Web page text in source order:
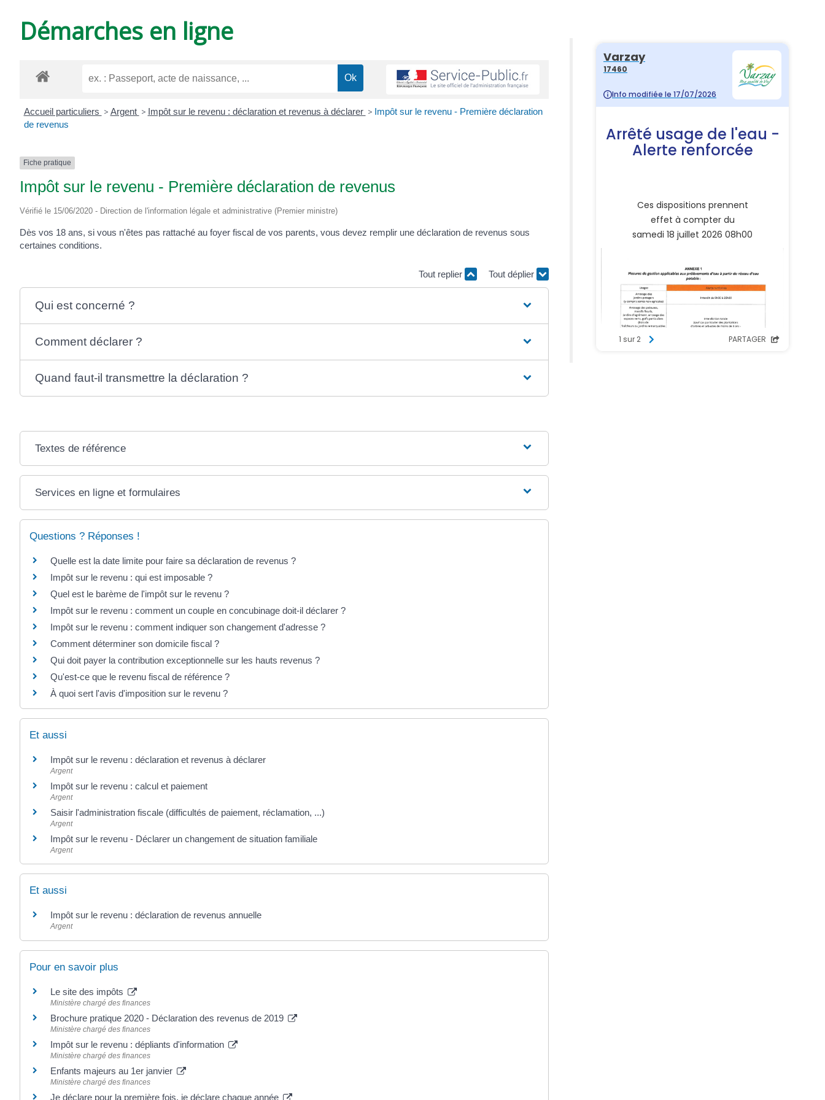
VARZAY
Démarches en ligne
Accueil particuliers > Argent > Impôt sur le revenu : déclaration et revenus à déclarer > Impôt sur le revenu - Première déclaration
de revenus
Fiche pratique
Impôt sur le revenu - Première déclaration de revenus
Vérifié le 15/06/2020 - Direction de l'information légale et administrative (Premier ministre)
Dès vos 18 ans, si vous n'êtes pas rattaché au foyer fiscal de vos parents, vous devez remplir une déclaration de revenus sous
certaines conditions.
Tout replier Tout déplier
Qui est concerné ?
Comment déclarer ?
Quand faut-il transmettre la déclaration ?
Textes de référence
Services en ligne et formulaires
Questions ? Réponses !
Quelle est la date limite pour faire sa déclaration de revenus ?
Impôt sur le revenu : qui est imposable ?
Quel est le barème de l'impôt sur le revenu ?
Impôt sur le revenu : comment un couple en concubinage doit-il déclarer ?
Impôt sur le revenu : comment indiquer son changement d'adresse ?
Comment déterminer son domicile fiscal ?
Qui doit payer la contribution exceptionnelle sur les hauts revenus ?
Qu'est-ce que le revenu fiscal de référence ?
À quoi sert l'avis d'imposition sur le revenu ?
Et aussi
Impôt sur le revenu : déclaration et revenus à déclarer
Argent
Impôt sur le revenu : calcul et paiement
Argent
Saisir l'administration fiscale (difficultés de paiement, réclamation, ...)
Argent
Impôt sur le revenu - Déclarer un changement de situation familiale
Argent
Et aussi
Impôt sur le revenu : déclaration de revenus annuelle
Argent
Pour en savoir plus
Le site des impôts
Ministère chargé des finances
Brochure pratique 2020 - Déclaration des revenus de 2019
Ministère chargé des finances
Impôt sur le revenu : dépliants d'information
Ministère chargé des finances
Enfants majeurs au 1er janvier
Ministère chargé des finances
Je déclare pour la première fois, je déclare chaque année